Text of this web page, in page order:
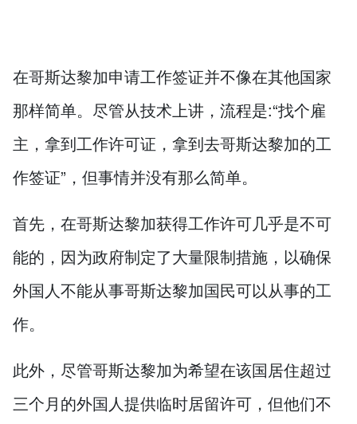
在哥斯达黎加申请工作签证并不像在其他国家
那样简单。尽管从技术上讲，流程是:“找个雇
主，拿到工作许可证，拿到去哥斯达黎加的工
作签证”，但事情并没有那么简单。
首先，在哥斯达黎加获得工作许可几乎是不可
能的，因为政府制定了大量限制措施，以确保
外国人不能从事哥斯达黎加国民可以从事的工
作。
此外，尽管哥斯达黎加为希望在该国居住超过
三个月的外国人提供临时居留许可，但他们不